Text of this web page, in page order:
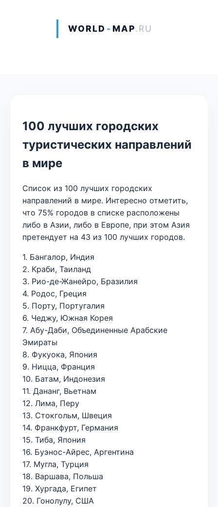
WORLD - MAP.RU
100 лучших городских
туристических направлений
в мире
Список из 100 лучших городских
направлений в мире. Интересно отметить,
что 75% городов в списке расположены
либо в Азии, либо в Европе, при этом Азия
претендует на 43 из 100 лучших городов.
1. Бангалор, Индия
2. Краби, Таиланд
3. Рио-де-Жанейро, Бразилия
4. Родос, Греция
5. Порту, Португалия
6. Чеджу, Южная Корея
7. Абу-Даби, Объединенные Арабские
Эмираты
8. Фукуока, Япония
9. Ницца, Франция
10. Батам, Индонезия
11. Дананг, Вьетнам
12. Лима, Перу
13. Стокгольм, Швеция
14. Франкфурт, Германия
15. Тиба, Япония
16. Буэнос-Айрес, Аргентина
17. Мугла, Турция
18. Варшава, Польша
19. Хургада, Египет
20. Гонолулу, США